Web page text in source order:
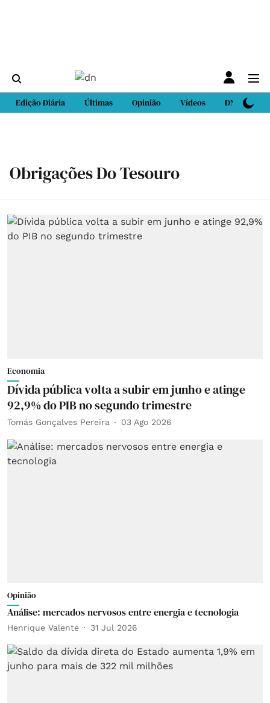
Edição Diária Últimas Opinião Vídeos DN Sport
Obrigações Do Tesouro
Economia
Dívida pública volta a subir em junho e atinge
92,9% do PIB no segundo trimestre
Tomás Gonçalves Pereira 03 Ago 2026
Opinião
Análise: mercados nervosos entre energia e tecnologia
Henrique Valente 31 Jul 2026